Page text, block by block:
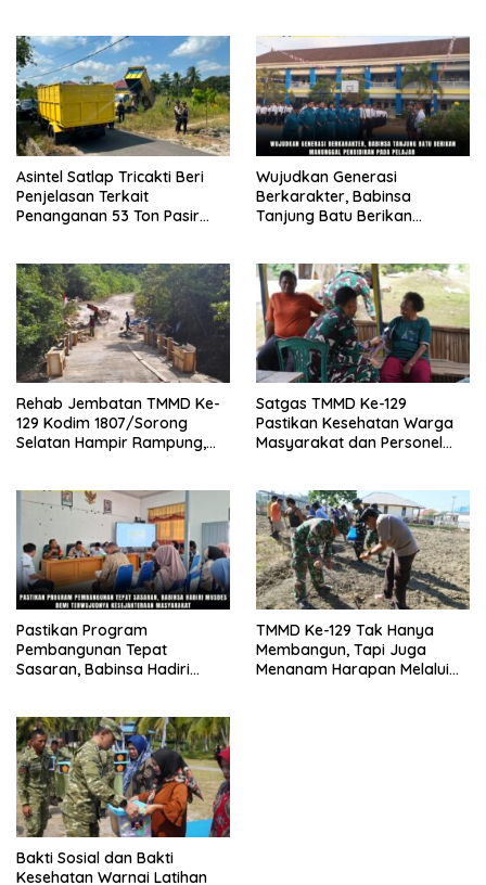
Asintel Satlap Tricakti Beri
Penjelasan Terkait
Penanganan 53 Ton Pasir
Wujudkan Generasi
Berkarakter, Babinsa
Tanjung Batu Berikan
Rehab Jembatan TMMD Ke-
129 Kodim 1807/Sorong
Selatan Hampir Rampung,
Kampung Sesor
Satgas TMMD Ke-129
Pastikan Kesehatan Warga
Masyarakat dan Personel
Pastikan Program
Pembangunan Tepat
Sasaran, Babinsa Hadiri
TMMD Ke-129 Tak Hanya
Membangun, Tapi Juga
Menanam Harapan Melalui
Bakti Sosial dan Bakti
Kesehatan Warnai Latihan